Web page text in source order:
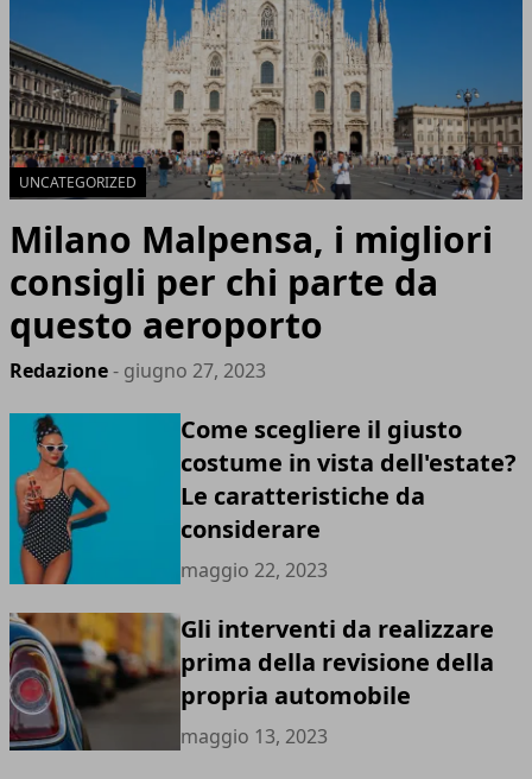
UNCATEGORIZED
Milano Malpensa, i migliori
consigli per chi parte da
questo aeroporto
Redazione- giugno 27, 2023
Come scegliere il giusto
costume in vista dell'estate?
Le caratteristiche da
considerare
maggio 22, 2023
Gli interventi da realizzare
prima della revisione della
propria automobile
maggio 13, 2023